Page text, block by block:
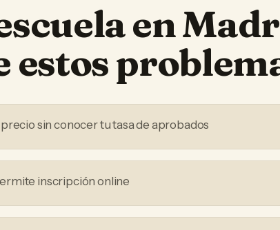
en
estos
sin conocer tu tasa de aprobados
inscripción online